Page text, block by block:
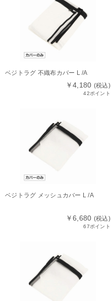
ベジトラグ 不織布カバー L /A
￥4,180 (税込)
42ポイント
ベジトラグ メッシュカバー L /A
￥6,680 (税込)
67ポイント